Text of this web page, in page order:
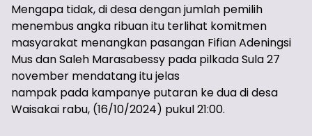
Mengapa tidak, di desa dengan jumlah pemilih
menembus angka ribuan itu terlihat komitmen
masyarakat menangkan pasangan Fifian Adeningsi
Mus dan Saleh Marasabessy pada pilkada Sula 27
november mendatang itu jelas
nampak pada kampanye putaran ke dua di desa
Waisakai rabu, (16/10/2024) pukul 21:00.